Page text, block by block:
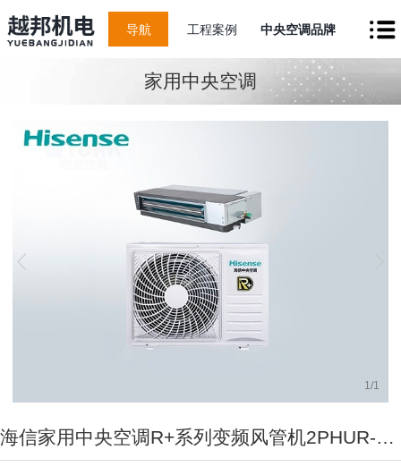
导航 工程案例 中央空调品牌
家用中央空调
1 /1
海信家用中央空调R+系列变频风管机2PHUR-50KFWH/R2FZBp/Pd